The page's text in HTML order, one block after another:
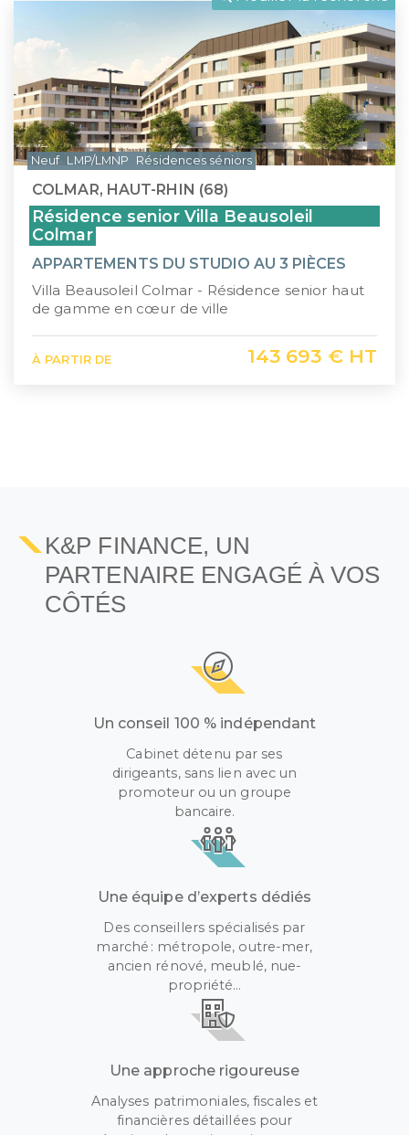
LLI
Maurice (non-résident)
PTZ
TVA réduite
Provence-Alpes-Côte d'Azur
Guadeloupe (971)
Guyane (973)
La Réunion (974)
Martinique (972)
Nouvelle-Calédonie (988)
Polynésie française (987)
Île Maurice
COLMAR, HAUT-RHIN (68)
Résidence senior Villa Beausoleil
Colmar
APPARTEMENTS DU STUDIO AU 3 PIÈCES
Villa Beausoleil Colmar - Résidence senior haut
de gamme en cœur de ville
À PARTIR DE 143 693 € HT
Neuf LMP/LMNP Résidences séniors
K&P FINANCE, UN
PARTENAIRE ENGAGÉ À VOS
CÔTÉS
Un conseil 100 % indépendant
Cabinet détenu par ses
dirigeants, sans lien avec un
promoteur ou un groupe
bancaire.
Une équipe d’experts dédiés
Des conseillers spécialisés par
marché : métropole, outre-mer,
ancien rénové, meublé, nue-
propriété…
Une approche rigoureuse
Analyses patrimoniales, fiscales et
financières détaillées pour